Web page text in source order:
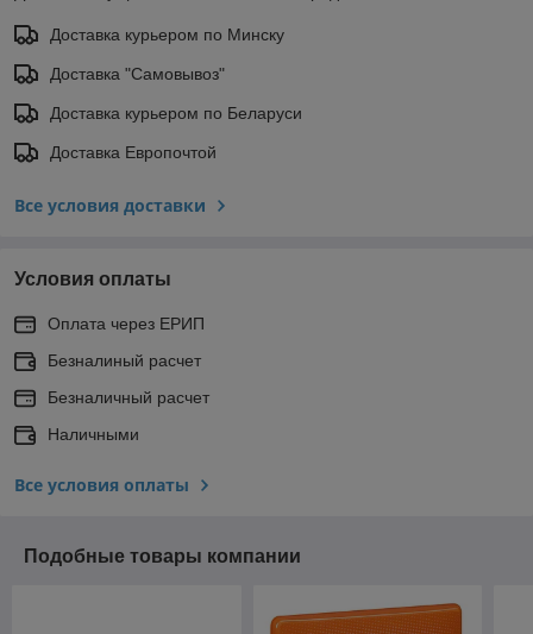
Доставка курьером по Минску
Доставка "Самовывоз"
Доставка курьером по Беларуси
Доставка Европочтой
Все условия доставки
Условия оплаты
Оплата через ЕРИП
Безналиный расчет
Безналичный расчет
Наличными
Все условия оплаты
Подобные товары компании